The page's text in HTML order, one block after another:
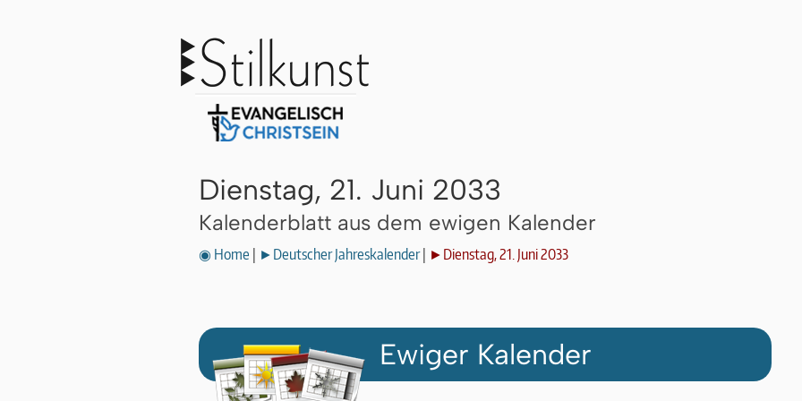
Dienstag, 21. Juni 2033
Kalenderblatt aus dem ewigen Kalender
◉ Home ►Deutscher Jahreskalender| ►Dienstag, 21. Juni 2033
Ewiger Kalender